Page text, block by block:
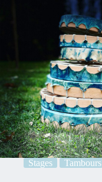
Stages Tambours